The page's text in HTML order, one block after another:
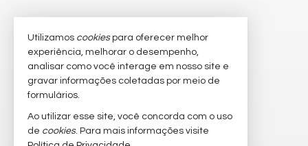
VEJA MAIS
receba nosso newsletter
imóveis favoritos
mapa de imóveis
Utilizamos cookiespara oferecer melhor
experiência, melhorar o desempenho,
analisar como você interage em nosso site e
gravar informações coletadas por meio de
formulários.
Ao utilizar esse site, você concorda com o uso
de cookies. Para mais informações visite